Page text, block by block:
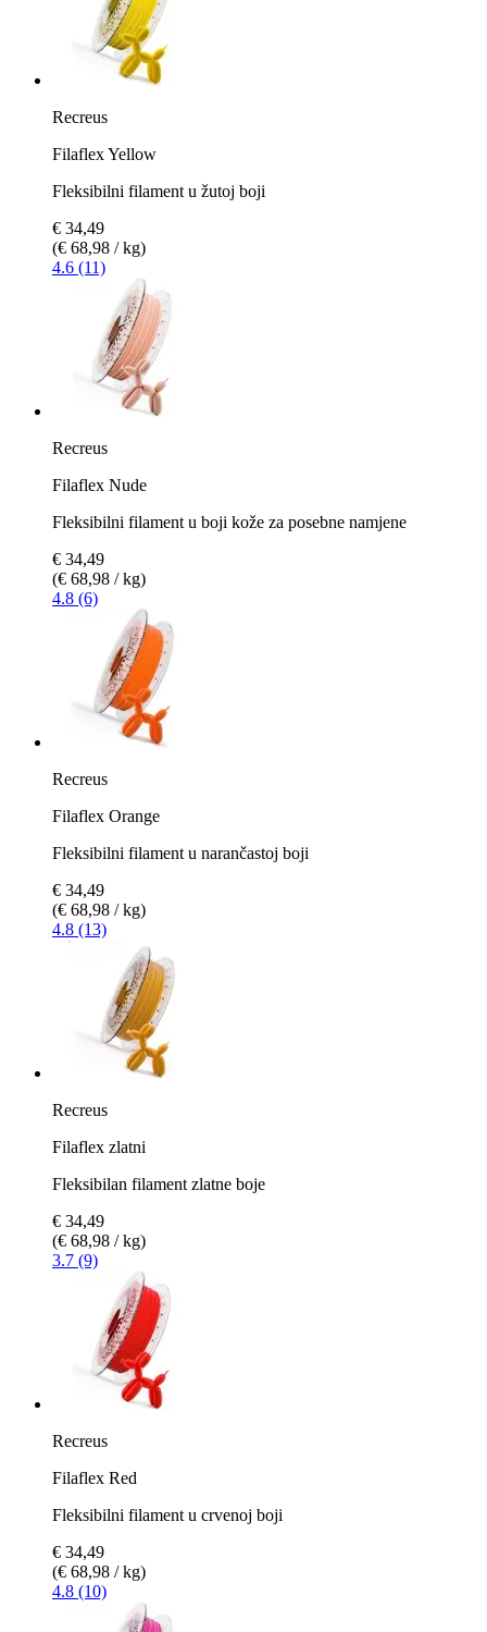
Recreus
Filaflex Yellow
Fleksibilni filament u žutoj boji
€ 34,49
(€ 68,98 / kg)
4.6 (11)
Recreus
Filaflex Nude
Fleksibilni filament u boji kože za posebne namjene
€ 34,49
(€ 68,98 / kg)
4.8 (6)
Recreus
Filaflex Orange
Fleksibilni filament u narančastoj boji
€ 34,49
(€ 68,98 / kg)
4.8 (13)
Recreus
Filaflex zlatni
Fleksibilan filament zlatne boje
€ 34,49
(€ 68,98 / kg)
3.7 (9)
Recreus
Filaflex Red
Fleksibilni filament u crvenoj boji
€ 34,49
(€ 68,98 / kg)
4.8 (10)